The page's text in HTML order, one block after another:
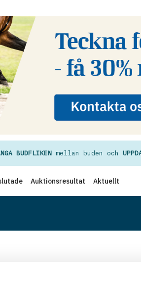
BUDFLIKEN mellan buden och
Auktionsresultat Aktuellt